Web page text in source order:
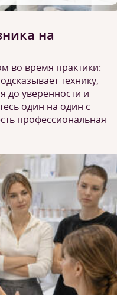
на
во время практики:
технику,
до уверенности и
один на один с
профессиональная